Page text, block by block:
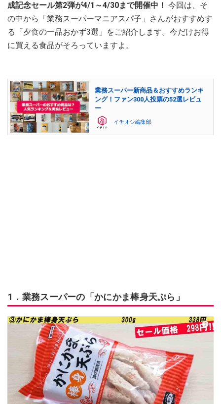
成記念セール第2弾が4/1～4/30まで開催中！ 今回は、そ
の中から「業務スーパーマニアスパ子」さんがおすすめす
る「夕食の一品おかず3選」をご紹介します。今だけお得
に買える食品がそろっていますよ。
業務スーパー新商品＆おすすめランキ
ング！ファン300人投票の52選レビュ
ー
イチオシ編集部
1．業務スーパーの「かにかま棒身天ぷら」